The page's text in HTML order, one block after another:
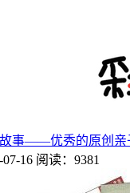
事——优秀的原创亲
16 阅读：9381